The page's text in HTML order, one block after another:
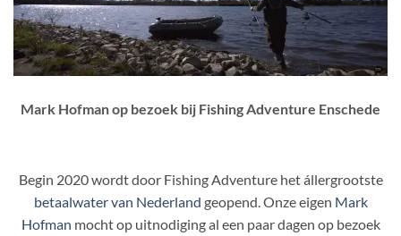
Mark Hofman op bezoek bij Fishing Adventure Enschede
Begin 2020 wordt door Fishing Adventure het állergrootste
betaalwater van Nederland geopend. Onze eigen Mark
Hofman mocht op uitnodiging al een paar dagen op bezoek